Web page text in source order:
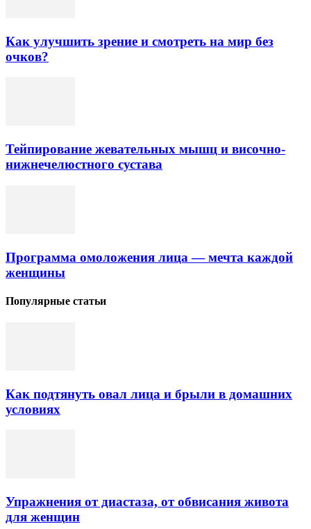
Как улучшить зрение и смотреть на мир без
очков?
Тейпирование жевательных мышц и височно-
нижнечелюстного сустава
Программа омоложения лица — мечта каждой
женщины
Популярные статьи
Как подтянуть овал лица и брыли в домашних
условиях
Упражнения от диастаза, от обвисания живота
для женщин